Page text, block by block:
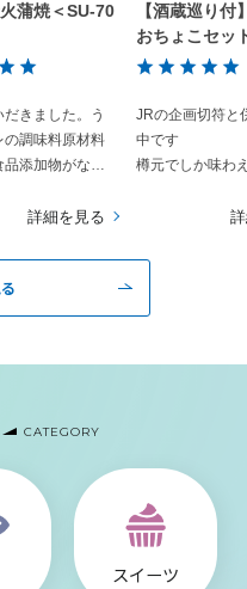
蒲焼＜SU-70
詳細を見る
きました。う
の調味料原材料
品添加物がなく
【酒蔵巡り付
おちょこセッ
窯）
JRの企画切符と
中です
樽元でしか味わ
来ないお話しを
蔵巡りは暑さと
領域です
だくでたどり着
CATEGORY
スイーツ